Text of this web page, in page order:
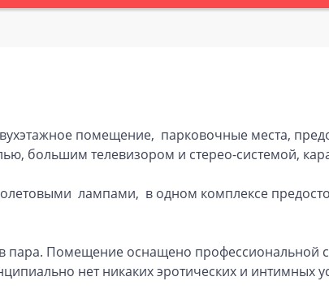
помещение, парковочные места,
большим телевизором и стерео-системой,
лампами, в одном комплексе
пара. Помещение оснащено профессиональной
нет никаких эротических и интимных